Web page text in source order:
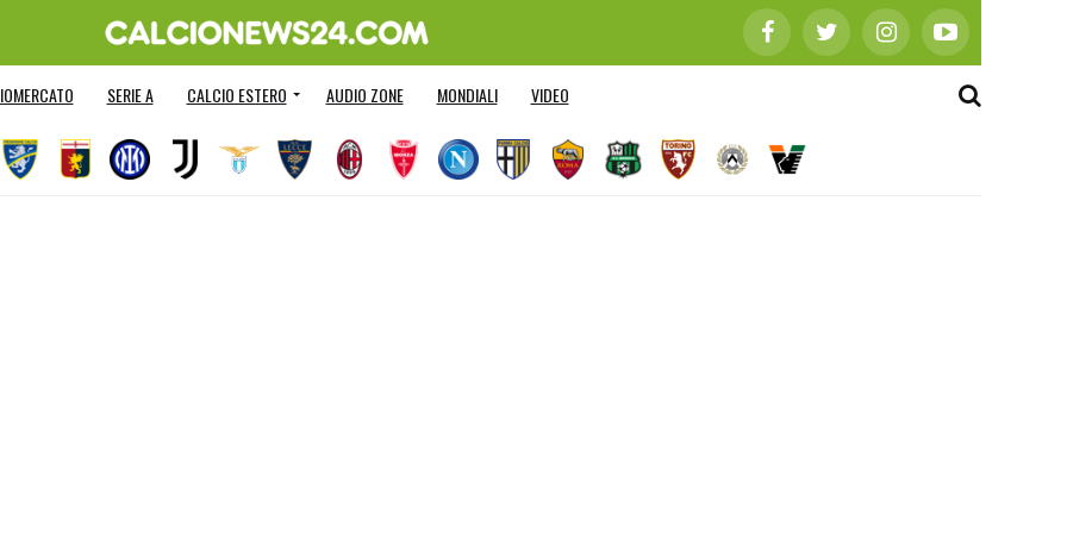
SERIE A CALCIO ESTERO AUDIO ZONE MONDIALI VIDEO